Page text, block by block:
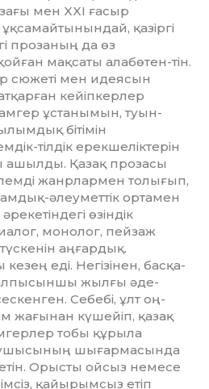
мен XXI ғасыр
қа­зіргі
про­заның да өз
мақсаты алабөтен-тін.
мен идеясын
кейіпкерлер
ұстанымын, туын­
бітімін
тілдік ерекшеліктерін
ашылды. Қазақ прозасы
жанрлармен толығып,
әлеуметтік ортамен
өзіндік
монолог, пейзаж
аңғардық.
еді. Не­гізінен, басқа-
алпысыншы жылғы әде­
Се­бебі, ұлт оң-
жағынан күшейіп, қазақ
тобы құрыла
шығармасында
Орысты ойсыз немесе
қайырымсыз етіп